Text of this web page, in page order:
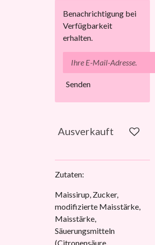
Benachrichtigung bei
Verfügbarkeit
erhalten.
Senden
Ausverkauft
Zutaten:
Maissirup, Zucker,
modifizierte Maisstärke,
Maisstärke,
Säuerungsmitteln
(Citronensäure,